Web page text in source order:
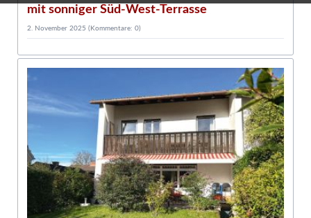
mit sonniger Süd-West-Terrasse
2. November 2025 (Kommentare: 0)